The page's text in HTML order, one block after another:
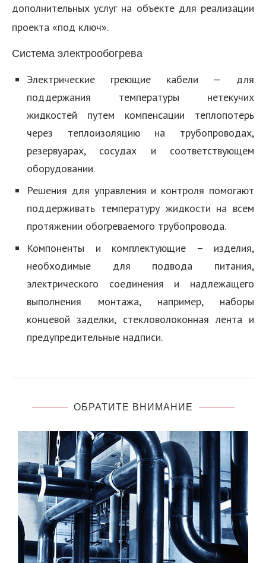
дополнительных услуг на объекте для реализации
проекта «под ключ».
Система электрообогрева
Электрические греющие кабели — для
поддержания температуры нетекучих
жидкостей путем компенсации теплопотерь
через теплоизоляцию на трубопроводах,
резервуарах, сосудах и соответствующем
оборудовании.
Решения для управления и контроля помогают
поддерживать температуру жидкости на всем
протяжении обогреваемого трубопровода.
Компоненты и комплектующие – изделия,
необходимые для подвода питания,
электрического соединения и надлежащего
выполнения монтажа, например, наборы
концевой заделки, стекловолоконная лента и
предупредительные надписи.
ОБРАТИТЕ ВНИМАНИЕ